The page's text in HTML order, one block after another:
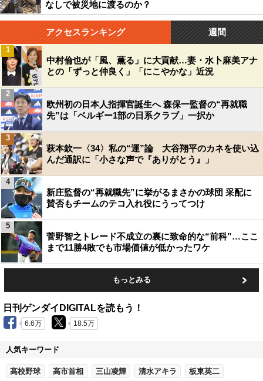
なしで被災地に渡るのか？
アクセスランキング 週間
中村倫也が「風、薫る」に大貢献…妻・水卜麻美アナ
との「ずっと仲良く」「にこやかな」近況
1
欧州初の日本人指揮官誕生へ 森保一監督の“再就職
先”は「ベルギー1部の日系クラブ」一択か
2
萩本欽一〈34〉私の“運”論 大谷翔平のカネを使い込
んだ通訳に「小さな声で『ありがとう』」
3
新庄監督の“再就職先”に挙がるまさかの球団 采配に
賛否もチームのテコ入れ役にうってつけ
4
菅野智之トレード不成立の裏に致命的な“前科”…ここ
まで11勝4敗でも市場価値が低かったワケ
5
もっとみる
日刊ゲンダイDIGITALを読もう！
6.6万 18.5万
人気キーワード
高校野球 高市首相 三山凌輝 清水アキラ 板東英二